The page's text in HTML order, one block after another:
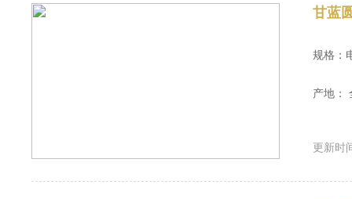
甘蓝
规格：
产地：
更新时